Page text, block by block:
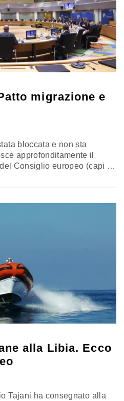
migrazione e
bloccata e non sta
approfonditamente il
Consiglio europeo (capi di
alla Libia. Ecco
Tajani ha consegnato alla